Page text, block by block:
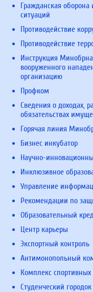
Гражданская
ситуаций
Противодействие
Противодействие
Инструкция
вооруженного
организацию
Профком
Сведения о доходах,
обязательствах
Горячая линия
Бизнес инкубатор
Научно-
Инклюзивное
Управление
Рекомендации по
Образовательный
Центр карьеры
Экспортный контроль
Антимонопольный
Комплекс
Студенческий городок